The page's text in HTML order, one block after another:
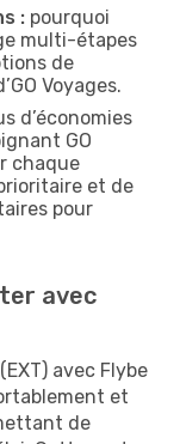
: pourquoi
multi-étapes
de
Voyages.
d’économies
GO
chaque
et de
pour
avec
avec Flybe
et
de